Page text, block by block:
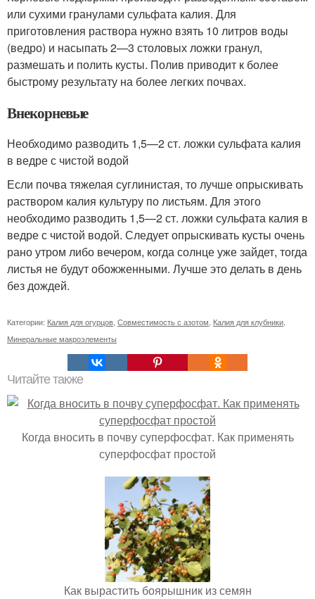
или сухими гранулами сульфата калия. Для
приготовления раствора нужно взять 10 литров воды
(ведро) и насыпать 2—3 столовых ложки гранул,
размешать и полить кусты. Полив приводит к более
быстрому результату на более легких почвах.
Внекорневые
Необходимо разводить 1,5—2 ст. ложки сульфата калия
в ведре с чистой водой
Если почва тяжелая суглинистая, то лучше опрыскивать
раствором калия культуру по листьям. Для этого
необходимо разводить 1,5—2 ст. ложки сульфата калия в
ведре с чистой водой. Следует опрыскивать кусты очень
рано утром либо вечером, когда солнце уже зайдет, тогда
листья не будут обожженными. Лучше это делать в день
без дождей.
Категории: Калия для огурцов Совместимость с азотом Калия для клубники
Минеральные макроэлементы
Читайте также
Когда вносить в почву суперфосфат. Как применять
суперфосфат простой
Как вырастить боярышник из семян